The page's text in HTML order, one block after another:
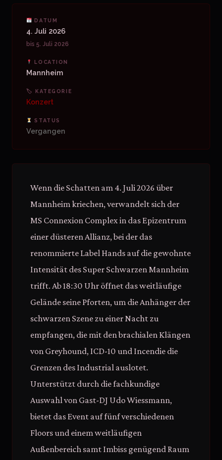
DATUM
4. Juli 2026
bis 5. Juli 2026
LOCATION
Mannheim
🏷 KATEGORIE
Konzert
STATUS
Vergangen
Wenn die Schatten am 4. Juli 2026 über
Mannheim kriechen, verwandelt sich der
MS Connexion Complex in das Epizentrum
einer düsteren Allianz, bei der das
renommierte Label Hands auf die gewohnte
Intensität des Super Schwarzen Mannheim
trifft. Ab 18:30 Uhr öffnet das weitläufige
Gelände seine Pforten, um die Anhänger der
schwarzen Szene zu einer Nacht zu
empfangen, die mit den brachialen Klängen
von Greyhound, ICD-10 und Incendie die
Grenzen des Industrial auslotet.
Unterstützt durch die fachkundige
Auswahl von Gast-DJ Udo Wiessmann,
bietet das Event auf fünf verschiedenen
Floors und einem weitläufigen
Außenbereich samt Imbiss genügend Raum